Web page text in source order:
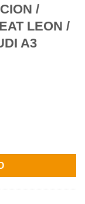
/
LEON /
A3